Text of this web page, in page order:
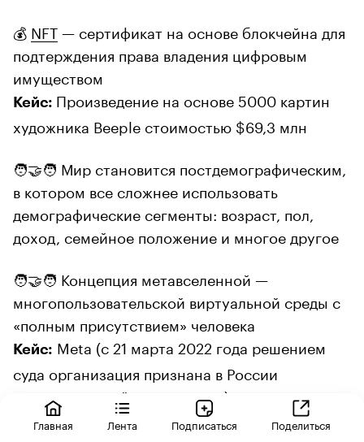
💰 NFT — сертификат на основе блокчейна для
подтерждения права владения цифровым
имуществом
Кейс: Произведение на основе 5000 картин
художника Beeple стоимостью $69,3 млн
🧑‍🤝‍🧑 Мир становится постдемографическим,
в котором все сложнее использовать
демографические сегменты: возраст, пол,
доход, семейное положение и многое другое
🧑‍🤝‍🧑 Концепция метавселенной —
многопользовательской виртуальной среды с
«полным присутствием» человека
Кейс: Meta (с 21 марта 2022 года решением
суда организация признана в России
экстремистской и запрещена)
🌏 Сокращение разрыва между потребителями
Главная Лента Подписаться Поделиться